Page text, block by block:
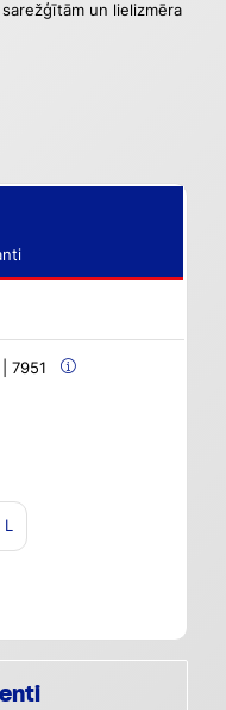
un lielizmēra
7951
L